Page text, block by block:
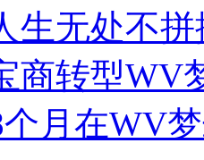
生无处不拼
商转型WV
月在WV